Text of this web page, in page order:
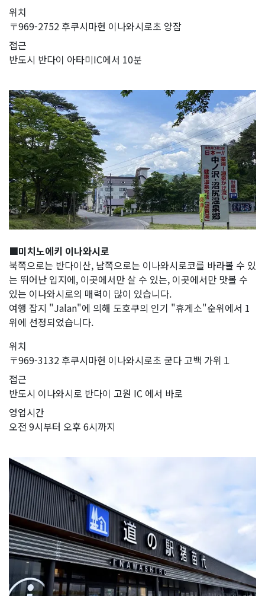
위치
〒969-2752 후쿠시마현 이나와시로초 양잠
접근
반도시 반다이 아타미IC에서 10분
■미치노에키 이나와시로
북쪽으로는 반다이산, 남쪽으로는 이나와시로코를 바라볼 수 있
는 뛰어난 입지에, 이곳에서만 살 수 있는, 이곳에서만 맛볼 수
있는 이나와시로의 매력이 많이 있습니다.
여행 잡지 "Jalan"에 의해 도호쿠의 인기 "휴게소"순위에서 1
위에 선정되었습니다.
위치
〒969-3132 후쿠시마현 이나와시로초 굳다 고백 가위１
접근
반도시 이나와시로 반다이 고원 IC 에서 바로
영업시간
오전 9시부터 오후 6시까지